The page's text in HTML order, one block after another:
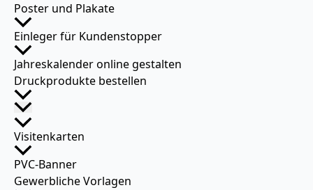
Poster und Plakate
Einleger für Kundenstopper
Jahreskalender online gestalten
Druckprodukte bestellen
Visitenkarten
PVC-Banner
Gewerbliche Vorlagen